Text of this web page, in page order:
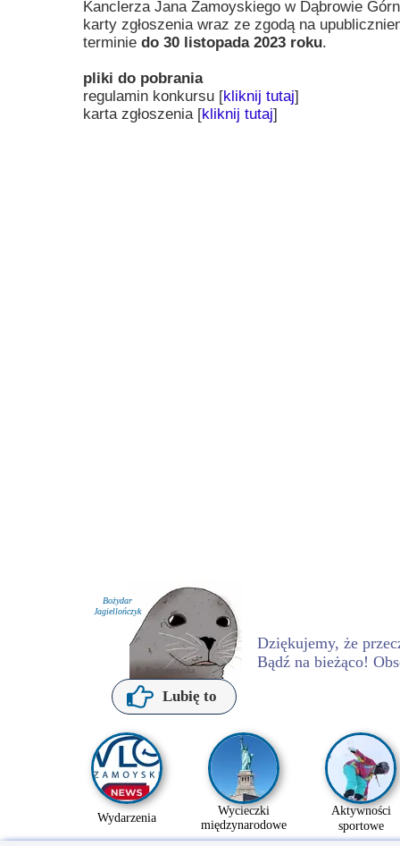
Lubię to
Dziękujemy, że
Bądź na bieżąco!
Bożydar
Jagiellończyk
P. Kochanowska
Kanclerza Jana Zamoyskiego w Dąbrowie
karty zgłoszenia wraz ze zgodą na
terminie do 30 listopada 2023 roku.
pliki do pobrania
regulamin konkursu [kliknij tutaj]
karta zgłoszenia [kliknij tutaj]
Przerwy szkolne
Aktywności
sportowe
Wycieczki
międzynarodowe
Wydarzenia